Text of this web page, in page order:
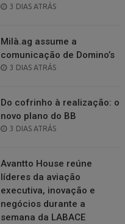
POSTED
3 DIAS ATRÁS
Milà.ag assume a
comunicação de Domino’s
POSTED
3 DIAS ATRÁS
Do cofrinho à realização: o
novo plano do BB
POSTED
3 DIAS ATRÁS
Avantto House reúne
líderes da aviação
executiva, inovação e
negócios durante a
semana da LABACE